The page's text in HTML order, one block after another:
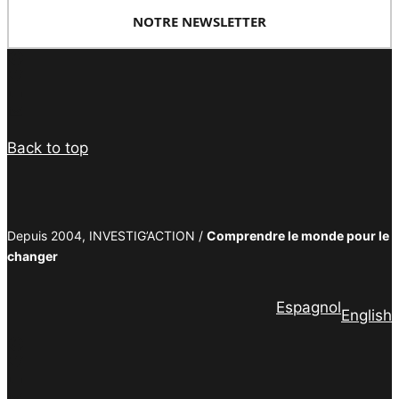
NOTRE NEWSLETTER
Back to top
Depuis 2004, INVESTIG’ACTION / Comprendre le monde pour le
changer
EspagnolEnglish